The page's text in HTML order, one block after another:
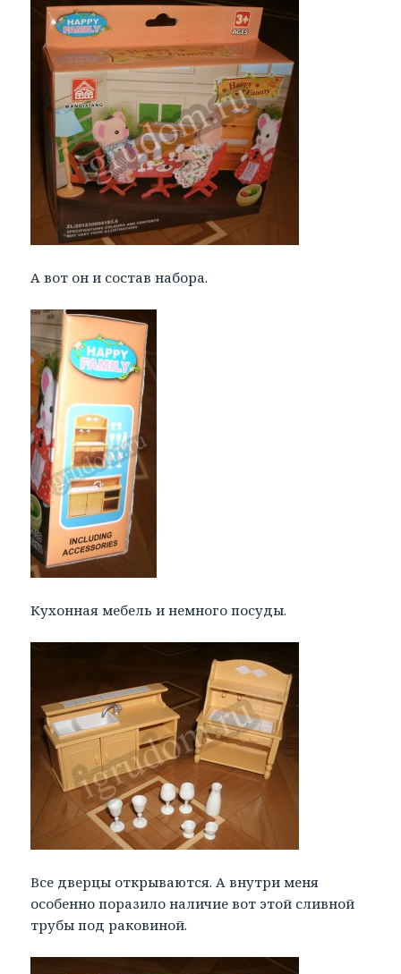
А вот он и состав набора.
Кухонная мебель и немного посуды.
Все дверцы открываются. А внутри меня
особенно поразило наличие вот этой сливной
трубы под раковиной.